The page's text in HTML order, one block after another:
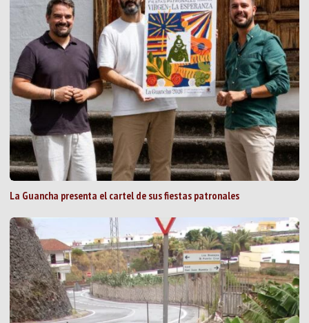
La Guancha presenta el cartel de sus fiestas patronales